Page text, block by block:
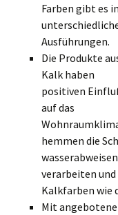
Farben gibt es in
Ausführungen.
Die Produkte
Kalk haben
positiven
auf das
hemmen die
verarbeiten
Kalkfarben wie
Mit